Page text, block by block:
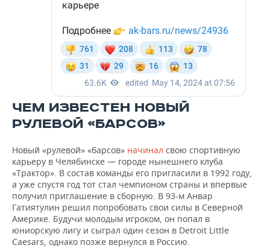
ЧЕМ ИЗВЕСТЕН НОВЫЙ
РУЛЕВОЙ «БАРСОВ»
Новый «рулевой» «барсов» начинал свою спортивную
карьеру в Челябинске — городе нынешнего клуба
«Трактор». В состав команды его пригласили в 1992 году,
а уже спустя год тот стал чемпионом страны и впервые
получил приглашение в сборную. В 93-м Анвар
Гатиятулин решил попробовать свои силы в Северной
Америке. Будучи молодым игроком, он попал в
юниорскую лигу и сыграл один сезон в Detroit Little
Caesars, однако позже вернулся в Россию.